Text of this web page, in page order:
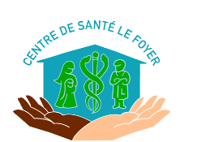
inhoud